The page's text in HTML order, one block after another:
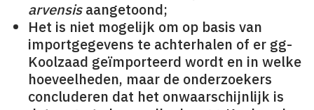
arvensisaangetoond;
Het is niet mogelijk om op basis van
importgegevens te achterhalen of er gg-
Koolzaad geïmporteerd wordt en in welke
hoeveelheden, maar de onderzoekers
concluderen dat het onwaarschijnlijk is